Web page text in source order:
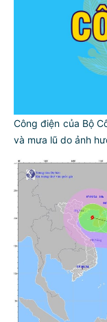
Công điện của Bộ
và mưa lũ do ảnh